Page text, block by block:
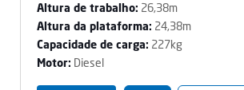
Altura de trabalho: 26,38m
Altura da plataforma: 24,38m
Capacidade de carga: 227kg
Motor: Diesel